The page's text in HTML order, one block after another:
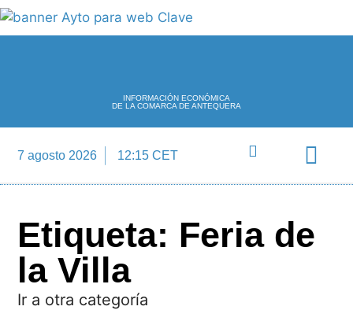
INFORMACIÓN ECONÓMICA
DE LA COMARCA DE ANTEQUERA
7 agosto 2026 12:15 CET
Etiqueta: Feria de
la Villa
Ir a otra categoría